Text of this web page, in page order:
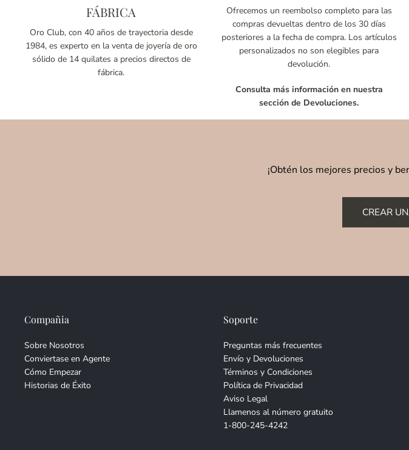
FÁBRICA
Oro Club, con 40 años de trayectoria desde
1984, es experto en la venta de joyería de oro
sólido de 14 quilates a precios directos de
fábrica.
Ofrecemos un reembolso completo para las
compras devueltas dentro de los 30 días
posteriores a la fecha de compra. Los artículos
personalizados no son elegibles para
devolución.
Consulta más información en nuestra
sección de Devoluciones.
¡Obtén los mejores precios y
CREAR
Compañia
Sobre Nosotros
Conviertase en Agente
Cómo Empezar
Historias de Éxito
Soporte
Preguntas más frecuentes
Envío y Devoluciones
Términos y Condiciones
Política de Privacidad
Aviso Legal
Llamenos al número gratuito
1-800-245-4242